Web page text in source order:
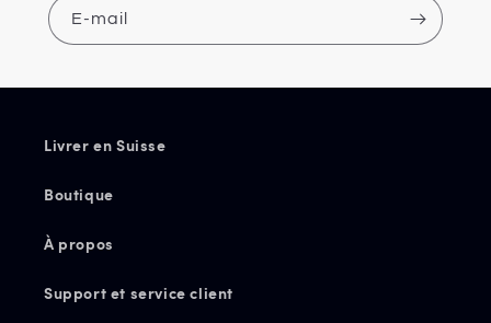
E-mail
Livrer en Suisse
Boutique
À propos
Support et service client